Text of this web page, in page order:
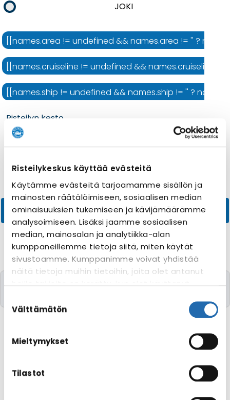
Risteilykeskus käyttää evästeitä
Käytämme evästeitä tarjoamamme sisällön ja
mainosten räätälöimiseen, sosiaalisen median
ominaisuuksien tukemiseen ja kävijämäärämme
analysoimiseen. Lisäksi jaamme sosiaalisen
median, mainosalan ja analytiikka-alan
kumppaneillemme tietoja siitä, miten käytät
sivustoamme. Kumppanimme voivat yhdistää
näitä tietoja muihin tietoihin, joita olet antanut
evästeasetuksiesi hyväksyntää sivuston
linkistä.
valinta
Välttämätön
Mieltymykset
Tilastot
JOKI
[[names.area != undefined && names.area != '' ?
[[names.cruiseline != undefined && names.cruiseline
[[names.ship != undefined && names.ship != '' ?
Risteilyn kesto